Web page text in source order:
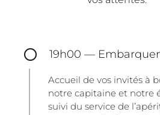
19h00 —
Accueil de vos invités à
notre capitaine et notre
suivi du service de